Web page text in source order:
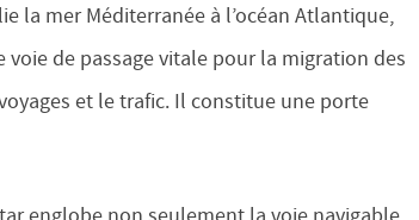
la mer Méditerranée à l’océan Atlantique,
de passage vitale pour la migration des
et le trafic. Il constitue une porte